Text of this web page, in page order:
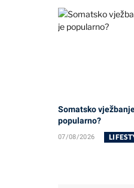
Somatsko
popularno?
07/08/2026